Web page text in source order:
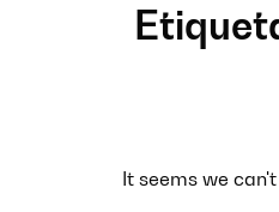
It seems we